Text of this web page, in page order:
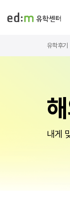
유학후기
내게